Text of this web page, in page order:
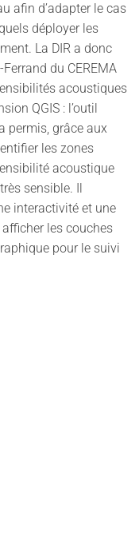
afin d’adapter le cas
déployer les
La DIR a donc
du CEREMA
acoustiques
QGIS : l’outil
permis, grâce aux
les zones
acoustique
sensible. Il
interactivité et une
les couches
pour le suivi